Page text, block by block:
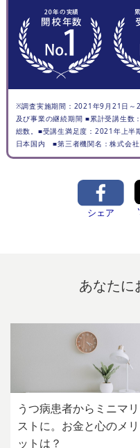
※調査実施期間：2021年9月21日～
及び事業の継続期間 ■累計受講生数
総数。■受講生満足度：2021年上半
日本国内 ■第三者機関名：株式会
シェア
あなたに
うつ病患者からミニマリ
ストに。お金と心のメリ
ットは？